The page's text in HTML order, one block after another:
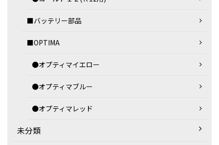
■バッテリー部品
■OPTIMA
●オプティマイエロー
●オプティマブルー
●オプティマレッド
未分類